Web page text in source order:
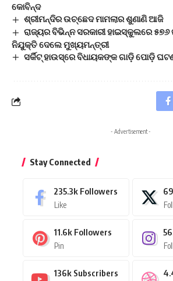
କୋବିନ୍ଦ
ଶ୍ରୀମନ୍ଦିର ଉଚ୍ଛେଦ ମାମଲାର ଶୁଣାଣି ଆଜି
ରାଜ୍ୟର ବିଭିନ୍ନ ସରକାରୀ ହାଇସ୍କୁଲରେ
ନିଯୁକ୍ତି ଦେଲେ ମୁଖ୍ୟମନ୍ତ୍ରୀ
ସର୍କିଟ୍ ହାଉସ୍‌ରେ ବିଧାୟକଙ୍କ ଗାଡ଼ି ପୋଡ଼ି
- Advertisement -
Stay Connected
235.3k Followers
Like
11.6k Followers
Pin
136k Subscribers